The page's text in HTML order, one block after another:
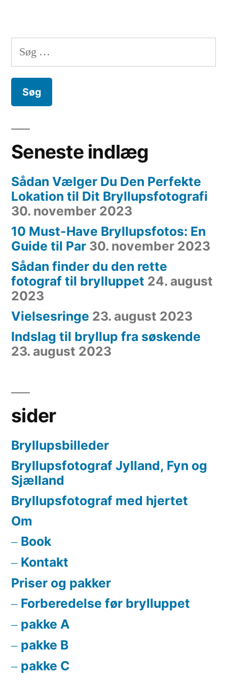
Søg
efter:
Seneste indlæg
Sådan Vælger Du Den Perfekte
Lokation til Dit Bryllupsfotografi
30. november 2023
10 Must-Have Bryllupsfotos: En
Guide til Par 30. november 2023
Sådan finder du den rette
fotograf til brylluppet 24. august
2023
Vielsesringe 23. august 2023
Indslag til bryllup fra søskende
23. august 2023
sider
Bryllupsbilleder
Bryllupsfotograf Jylland, Fyn og
Sjælland
Bryllupsfotograf med hjertet
Om
Book
Kontakt
Priser og pakker
Forberedelse før brylluppet
pakke A
pakke B
pakke C